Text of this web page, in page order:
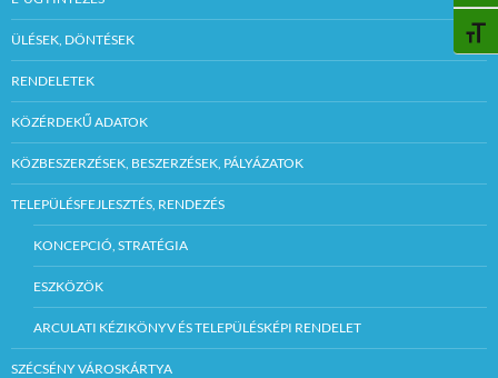
ÜLÉSEK, DÖNTÉSEK
RENDELETEK
KÖZÉRDEKŰ ADATOK
KÖZBESZERZÉSEK, BESZERZÉSEK, PÁLYÁZATOK
TELEPÜLÉSFEJLESZTÉS, RENDEZÉS
KONCEPCIÓ, STRATÉGIA
ESZKÖZÖK
ARCULATI KÉZIKÖNYV ÉS TELEPÜLÉSKÉPI RENDELET
SZÉCSÉNY VÁROSKÁRTYA